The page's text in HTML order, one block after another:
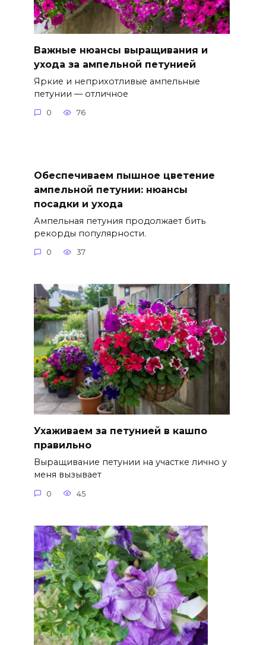
Важные нюансы выращивания и
ухода за ампельной петунией
Яркие и неприхотливые ампельные
петунии — отличное
0 76
Обеспечиваем пышное цветение
ампельной петунии: нюансы
посадки и ухода
Ампельная петуния продолжает бить
рекорды популярности.
0 37
Ухаживаем за петунией в кашпо
правильно
Выращивание петунии на участке лично у
меня вызывает
0 45